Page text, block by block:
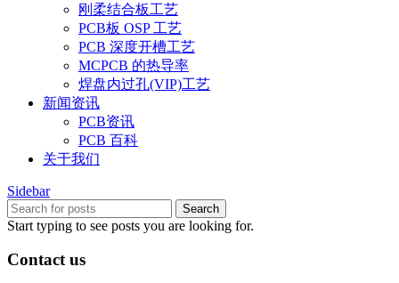
刚柔结合板工艺
PCB板 OSP 工艺
PCB 深度开槽工艺
MCPCB 的热导率
焊盘内过孔(VIP)工艺
新闻资讯
PCB资讯
PCB 百科
关于我们
Sidebar
Search
Start typing to see posts you are looking for.
Contact us